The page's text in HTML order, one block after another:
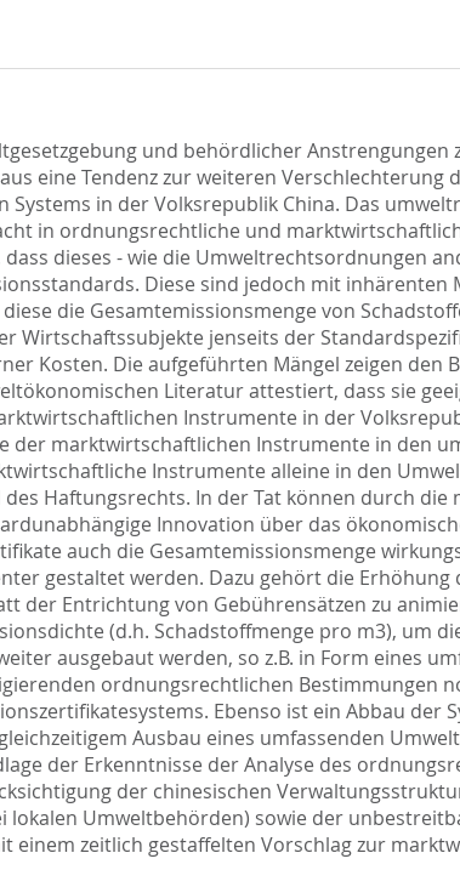
und behördlicher
eine Tendenz zur weiteren
in der Volksrepublik China. Das
in ordnungsrechtliche und
dieses - wie die Umweltrechtsordnungen
Diese sind jedoch mit
die Gesamtemissionsmenge von
Wirtschaftssubjekte jenseits der
Kosten. Die aufgeführten Mängel zeigen den
Literatur attestiert, dass sie
Instrumente in der
der marktwirtschaftlichen Instrumente in den
Instrumente alleine in den
Haftungsrechts. In der Tat können durch
Innovation über das
auch die Gesamtemissionsmenge
gestaltet werden. Dazu gehört die
der Entrichtung von Gebührensätzen zu
(d.h. Schadstoffmenge pro m3), um
ausgebaut werden, so z.B. in Form eines
ordnungsrechtlichen Bestimmungen
Ebenso ist ein Abbau der
Ausbau eines umfassenden
der Erkenntnisse der Analyse des
der chinesischen
lokalen Umweltbehörden) sowie der
zeitlich gestaffelten Vorschlag zur